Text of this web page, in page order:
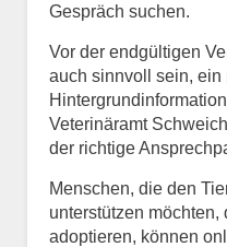
Gespräch suchen.
Vor der endgültigen
auch sinnvoll sein, ein
Veterinäramt
der richtige
Menschen, die den
unterstützen
adoptieren, können